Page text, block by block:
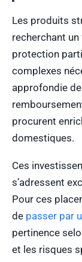
Les produits
recherchant
protection
complexes
approfondie
procurent
domestiques.
Ces
s’adressent
Pour ces
de passer par
pertinence
et les risques